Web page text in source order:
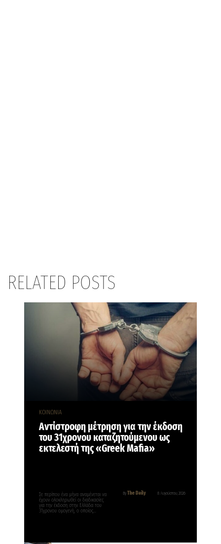
RELATED POSTS
ΚΟΙΝΩΝΙΑ
Αντίστροφη μέτρηση για την έκδοση
του 31χρονου καταζητούμενου ως
εκτελεστή της «Greek Mafia»
By The Daily 8 Αυγούστου, 2026
Σε περίπου ένα μήνα αναμένεται να
έχουν ολοκληρωθεί οι διαδικασίες
για την έκδοση στην Ελλάδα του
31χρονου ομογενή, ο οποίος…